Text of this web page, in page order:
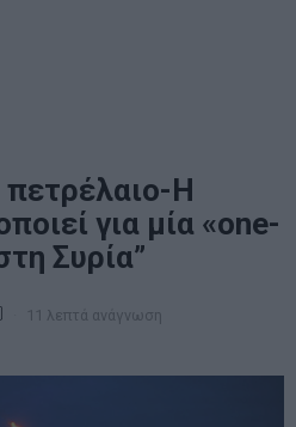
H
για μία «οne-
Συρία”
11 λεπτά ανάγνωση